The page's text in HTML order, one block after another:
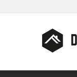
al